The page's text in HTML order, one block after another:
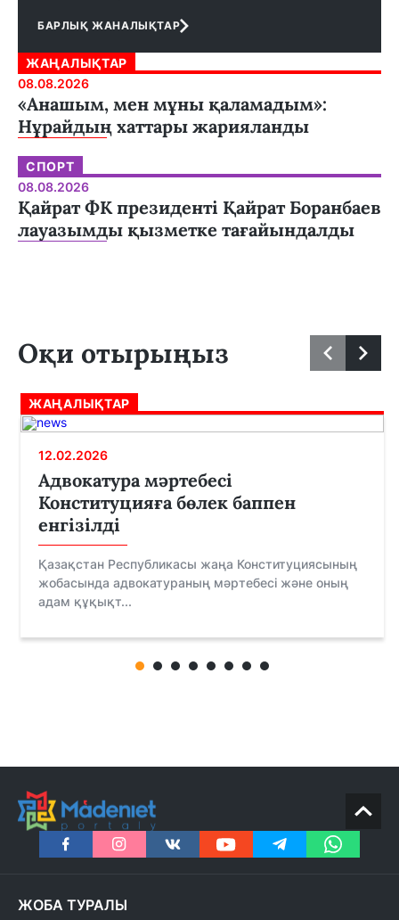
БАРЛЫҚ ЖАНАЛЫҚТАР
ЖАҢАЛЫҚТАР
08.08.2026
«Анашым, мен мұны қаламадым»:
Нұрайдың хаттары жарияланды
СПОРТ
08.08.2026
Қайрат ФК президенті Қайрат Боранбаев
лауазымды қызметке тағайындалды
Оқи отырыңыз
ЖАҢАЛЫҚТАР
12.02.2026
Адвокатура мәртебесі
Конституцияға бөлек баппен
енгізілді
Қазақстан Республикасы жаңа Конституциясының
жобасында адвокатураның мәртебесі және оның
адам құқықт...
ЖОБА ТУРАЛЫ